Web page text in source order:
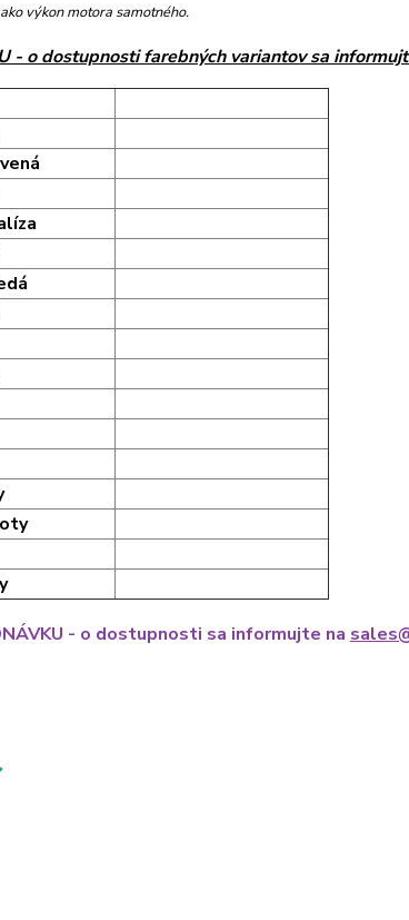
výkon motora samotného.
- o dostupnosti farebných variantov sa
- o dostupnosti sa informujte na